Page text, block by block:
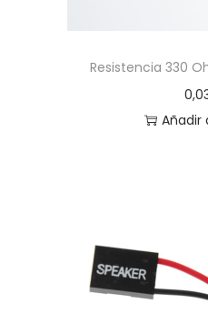
Resistencia 330
Añadir